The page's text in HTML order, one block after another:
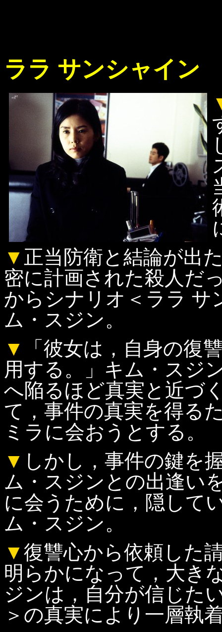
ララ サンシャイン
▼ 正当防衛と結論が出
密に計画された殺人だ
からシナリオ＜ララ サ
ム・スジン。
▼
「彼女は，自身の復
用する。」キム・スジ
へ陥るほど真実と近づ
て，事件の真実を得る
ミラに会おうとする。
▼ しかし，事件の鍵を
ム・スジンとの出逢い
に会うために，隠して
ム・スジン。
▼復讐心から依頼した
明らかになって，大き
ジンは，自分が信じた
＞の真実により一層執